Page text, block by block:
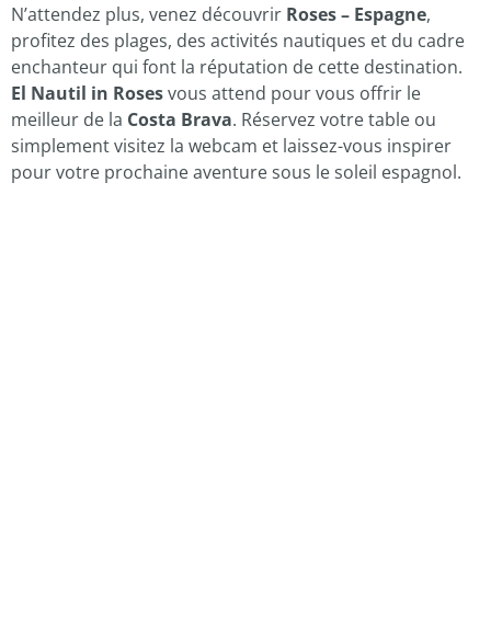
N’attendez plus, venez découvrir Roses – Espagne,
profitez des plages, des activités nautiques et du cadre
enchanteur qui font la réputation de cette destination.
El Nautil in Rosesvous attend pour vous offrir le
meilleur de la Costa Brava. Réservez votre table ou
simplement visitez la webcam et laissez-vous inspirer
pour votre prochaine aventure sous le soleil espagnol.